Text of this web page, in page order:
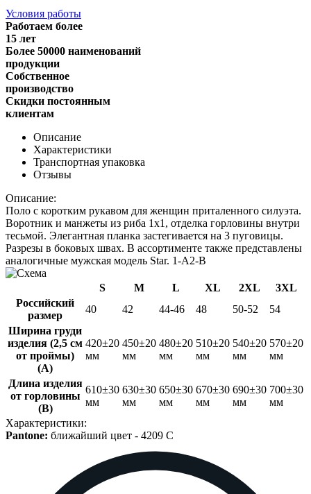
Условия работы
Работаем более
15 лет
Более 50000 наименований
продукции
Собственное
производство
Скидки постоянным
клиентам
Описание
Характеристики
Транспортная упаковка
Отзывы
Описание:
Поло с коротким рукавом для женщин приталенного силуэта.
Воротник и манжеты из риба 1х1, отделка горловины внутри
тесьмой. Элегантная планка застегивается на 3 пуговицы.
Разрезы в боковых швах. В ассортименте также представлены
аналогичные мужская модель Star. 1-A2-B
S M L XL 2XL
3XL
Российский
размер
40 42 44-46 48 50-52
54
Ширина груди
изделия (2,5 см
от проймы)
(A)
420±20
мм
450±20
мм
480±20
мм
510±20
мм
540±20
мм
570±20
мм
Длина изделия
от горловины
(B)
610±30
мм
630±30
мм
650±30
мм
670±30
мм
690±30
мм
700±30
мм
Характеристики:
Pantone: ближайший цвет - 4209 C